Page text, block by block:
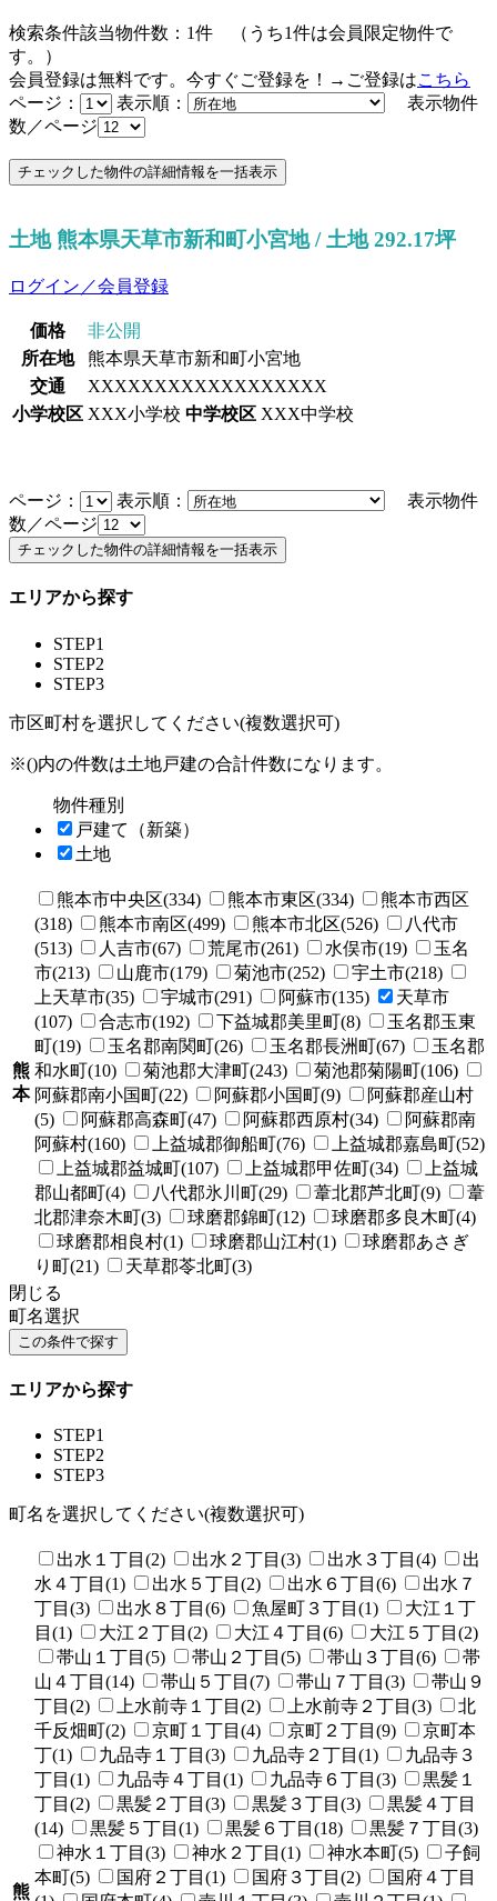
検索条件該当物件数： 1件 （うち1件は会員限定物件で
す。）
会員登録は無料です。今すぐご登録を！→ご登録はこちら
ページ：
表示順：
表示物件
数／ページ
土地 熊本県天草市新和町小宮地 / 土地 292.17坪
ログイン／会員登録
価格
非公開
所在地
熊本県天草市新和町小宮地
交通
XXXXXXXXXXXXXXXXXX
小学校区 XXX小学校 中学校区 XXX中学校
ページ： 表示順：
表示物件
数／ページ
エリアから探す
STEP1
STEP2
STEP3
市区町村を選択してください(複数選択可)
※()内の件数は土地戸建の合計件数になります。
物件種別
戸建て（新築）
土地
熊
本
熊本市中央区(334) 熊本市東区(334)
熊本市西区
(318)
熊本市南区(499) 熊本市北区(526)
八代市
(513)
人吉市(67) 荒尾市(261) 水俣市(19)
玉名
市(213)
山鹿市(179) 菊池市(252)
宇土市(218)
上天草市(35)
宇城市(291) 阿蘇市(135)
天草市
(107)
合志市(192) 下益城郡美里町(8)
玉名郡玉東
町(19)
玉名郡南関町(26) 玉名郡長洲町(67)
玉名郡
和水町(10)
菊池郡大津町(243)
菊池郡菊陽町(106)
阿蘇郡南小国町(22)
阿蘇郡小国町(9)
阿蘇郡産山村
(5)
阿蘇郡高森町(47) 阿蘇郡西原村(34)
阿蘇郡南
阿蘇村(160)
上益城郡御船町(76)
上益城郡嘉島町(52)
上益城郡益城町(107)
上益城郡甲佐町(34)
上益城
郡山都町(4)
八代郡氷川町(29) 葦北郡芦北町(9)
葦
北郡津奈木町(3)
球磨郡錦町(12)
球磨郡多良木町(4)
球磨郡相良村(1)
球磨郡山江村(1)
球磨郡あさぎ
り町(21)
天草郡苓北町(3)
閉じる
町名選択
エリアから探す
STEP1
STEP2
STEP3
町名を選択してください(複数選択可)
熊
出水１丁目(2) 出水２丁目(3) 出水３丁目(4)
出
水４丁目(1)
出水５丁目(2) 出水６丁目(6)
出水７
丁目(3)
出水８丁目(6) 魚屋町３丁目(1)
大江１丁
目(1)
大江２丁目(2) 大江４丁目(6)
大江５丁目(2)
帯山１丁目(5)
帯山２丁目(5) 帯山３丁目(6)
帯
山４丁目(14)
帯山５丁目(7) 帯山７丁目(3)
帯山９
丁目(2)
上水前寺１丁目(2) 上水前寺２丁目(3)
北
千反畑町(2)
京町１丁目(4) 京町２丁目(9)
京町本
丁(1)
九品寺１丁目(3) 九品寺２丁目(1)
九品寺３
丁目(1)
九品寺４丁目(1) 九品寺６丁目(3)
黒髪１
丁目(2)
黒髪２丁目(3) 黒髪３丁目(3)
黒髪４丁目
(14)
黒髪５丁目(1) 黒髪６丁目(18)
黒髪７丁目(3)
神水１丁目(3)
神水２丁目(1) 神水本町(5)
子飼
本町(5)
国府２丁目(1) 国府３丁目(2)
国府４丁目